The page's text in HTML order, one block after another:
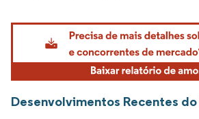
Imagem © Mordor Intelligence. O reuso requer
Desenvolvimentos Recentes